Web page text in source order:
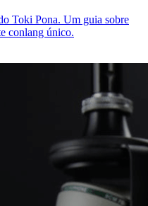
Toki Pona. Um guia sobre
conlang único.